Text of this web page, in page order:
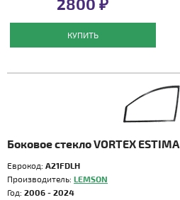
КУПИТЬ
Боковое стекло VORTEX ESTIMA
Еврокод: A21FDLH
Производитель: LEMSON
Год: 2006 - 2024